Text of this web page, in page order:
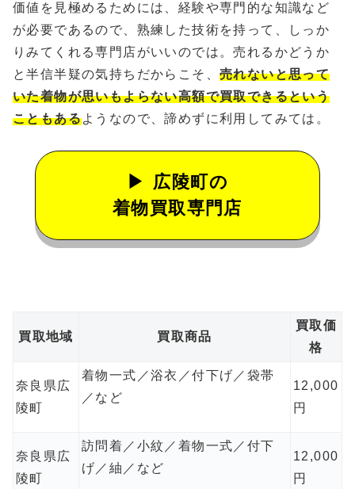
価値を見極めるためには、経験や専門的な知識など
が必要であるので、熟練した技術を持って、しっか
りみてくれる専門店がいいのでは。売れるかどうか
と半信半疑の気持ちだからこそ、 売れないと思って
いた着物が思いもよらない高額で買取できるという
こともあるようなので、諦めずに利用してみては。
広陵町の
着物買取専門店
買取地域 買取商品
買取価
格
奈良県広
陵町
着物一式／浴衣／付下げ／袋帯
／など
12,000
円
奈良県広
陵町
訪問着／小紋／着物一式／付下
げ／紬／など
12,000
円